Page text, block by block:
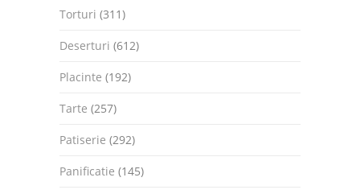
Torturi (311)
Deserturi (612)
Placinte (192)
Tarte (257)
Patiserie (292)
Panificatie (145)